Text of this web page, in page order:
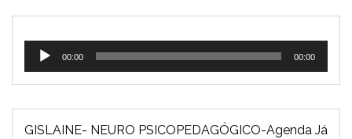
Tocador
áudio
00:00 00:00
GISLAINE- NEURO PSICOPEDAGÓGICO-Agenda Já